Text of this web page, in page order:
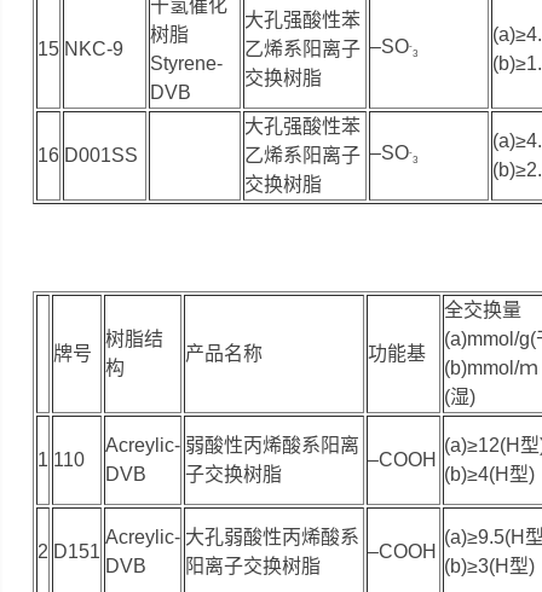
15 NKC-9
干氢催化
树脂
Styrene-
DVB
大孔强酸性苯
乙烯系阳离子
交换树脂
–SO-
3
16 D001SS
大孔强酸性苯
乙烯系阳离子
交换树脂
–SO-
3
牌号
树脂结
构
产品名称 功能基
全交换量
(a)mmol/g(
(b)mmol/
(湿)
1 110
Acreylic-
DVB
弱酸性丙烯酸系阳离
子交换树脂
–COOH
(a)≥12(H
(b)≥4(H型)
2 D151
Acreylic-
DVB
大孔弱酸性丙烯酸系
阳离子交换树脂
–COOH
(a)≥9.5(H
(b)≥3(H型)